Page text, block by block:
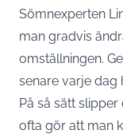
Sömnexperten
man gradvis
omställningen.
senare varje dag
På så sätt
ofta gör att man